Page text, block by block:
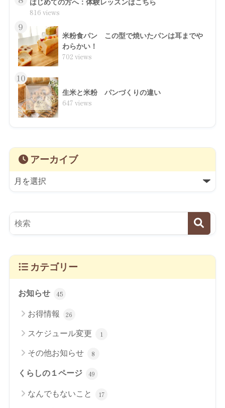
はじめての方へ：体験レッスンはこちら
816 views
9
米粉食パン この型で焼いたパンは耳までや
わらかい！
702 views
10
生米と米粉 パンづくりの違い
647 views
アーカイブ
カテゴリー
お知らせ 45
お得情報 26
スケジュール変更 1
その他お知らせ 8
くらしの１ページ 49
なんでもないこと 17